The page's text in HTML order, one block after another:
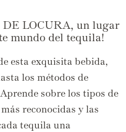
DE LOCURA, un lugar
mundo del tequila!
esta exquisita bebida,
los métodos de
sobre los tipos de
reconocidas y las
tequila una